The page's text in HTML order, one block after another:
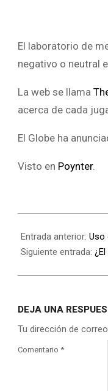
El laboratorio de
negativo o neutral
La web se llama
acerca de cada
El Globe ha
Visto en Poynter.
Entrada anterior: Uso
Siguiente entrada:
DEJA UNA
Tu dirección de
Comentario *